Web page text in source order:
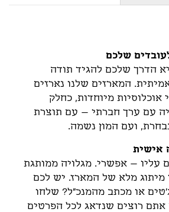
שלכם
הדרך שלכם להגיד תודה
המארזים שלנו נארזים
אוכלוסיות מיוחדות, כחלק
עם ערך חברתי – עם תוצרת
ועם המון נשמה.
אישית
עליו – אפשרי. מגלויה ממותגת
מיתוג מלא של המארז. יש לכם
או מכתב מהמנכ"ל? שלחו
אתם רוצים שנדאג לכל הפרטים